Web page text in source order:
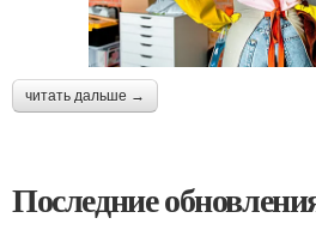
читать дальше →
Последние